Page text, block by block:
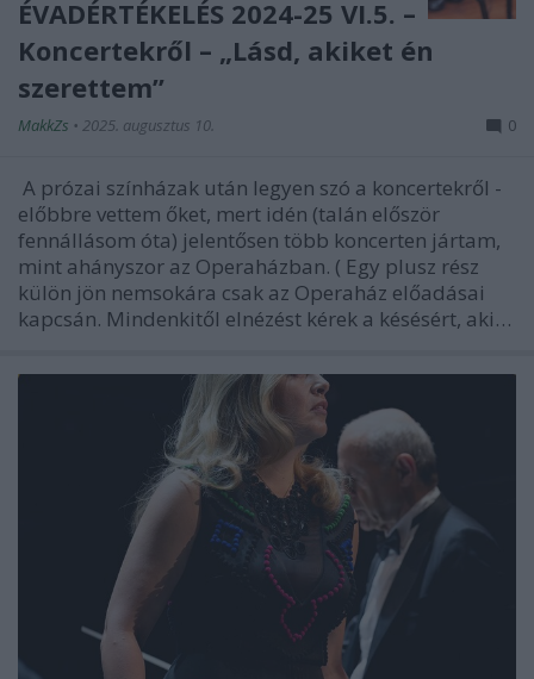
ÉVADÉRTÉKELÉS 2024-25 VI.5. –
Koncertekről – „Lásd, akiket én
szerettem”
MakkZs • 2025. augusztus 10. 0
A prózai színházak után legyen szó a koncertekről -
előbbre vettem őket, mert idén (talán először
fennállásom óta) jelentősen több koncerten jártam,
mint ahányszor az Operaházban. ( Egy plusz rész
külön jön nemsokára csak az Operaház előadásai
kapcsán. Mindenkitől elnézést kérek a késésért, aki…